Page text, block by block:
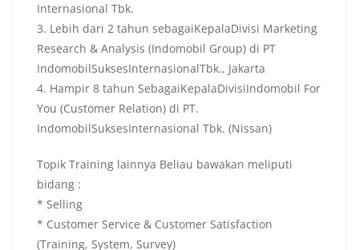
Internasional Tbk.
3. Lebih dari 2 tahun sebagaiKepalaDivisi Marketing
Research & Analysis (Indomobil Group) di PT
IndomobilSuksesInternasionalTbk., Jakarta
4. Hampir 8 tahun SebagaiKepalaDivisiIndomobil For
You (Customer Relation) di PT.
IndomobilSuksesInternasional Tbk. (Nissan)
Topik Training lainnya Beliau bawakan meliputi
bidang :
* Selling
* Customer Service & Customer Satisfaction
(Training, System, Survey)